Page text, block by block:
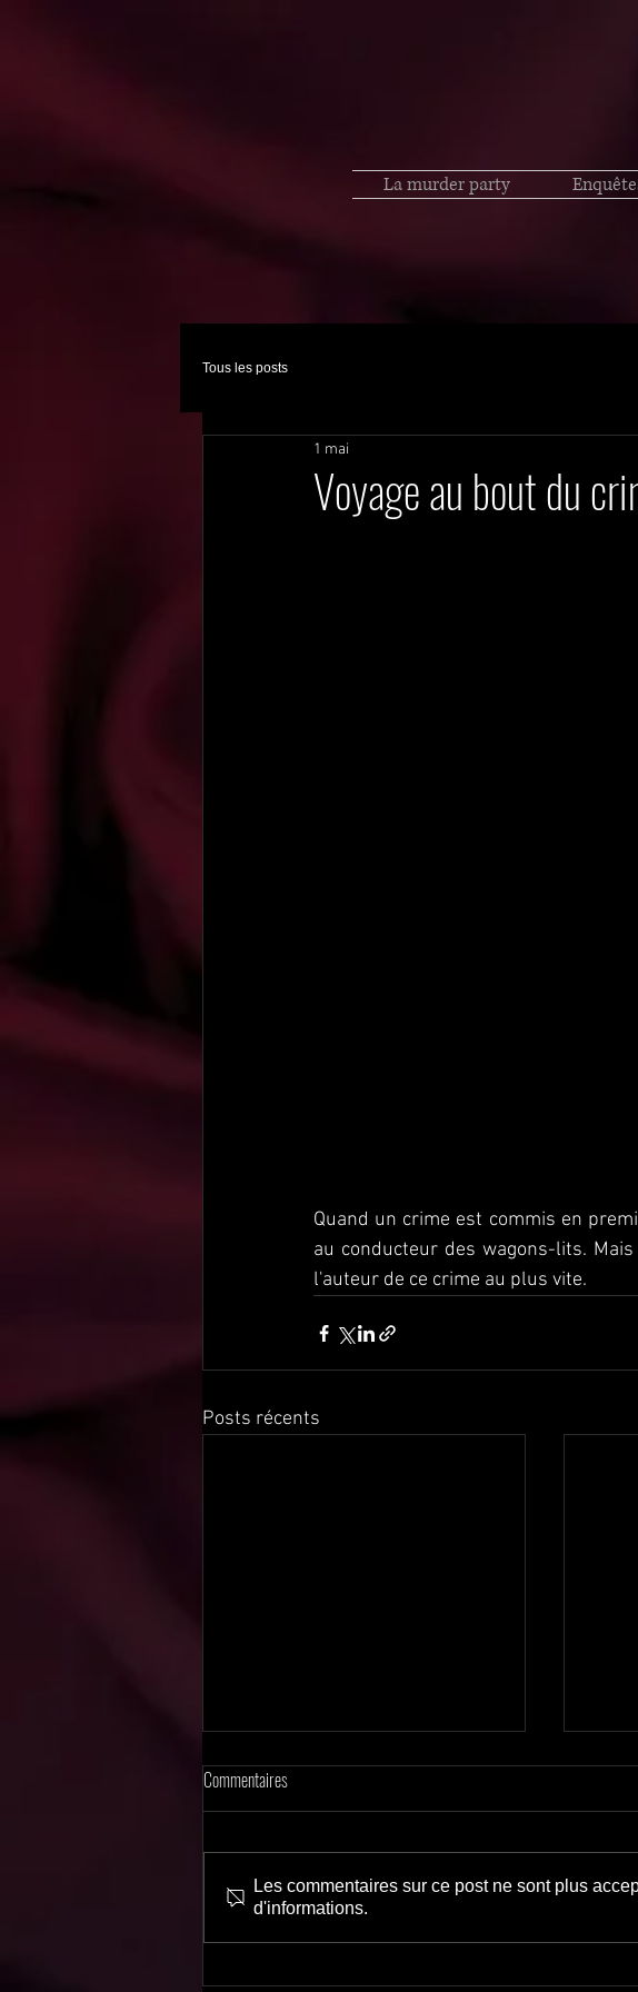
La murder party
Tous les posts
Voyage au bout du
1 mai
Quand un crime est commis en
au conducteur des wagons-lits.
l'auteur de ce crime au plus vite.
Posts récents
Suspense impitoyable
Commentaires
Les commentaires sur ce post ne sont plus
d'informations.